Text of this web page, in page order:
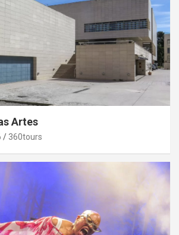
Artes
360tours